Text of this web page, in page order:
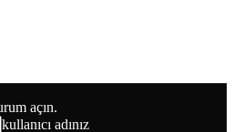
açın.
kullanıcı adınız